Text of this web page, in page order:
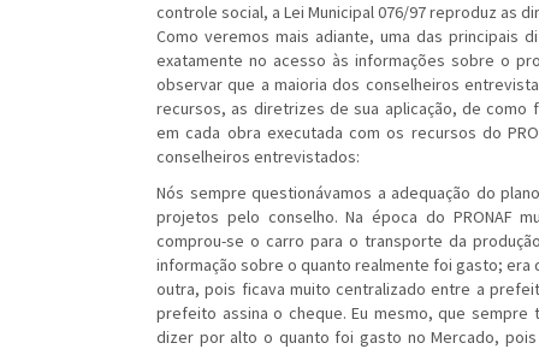
controle social, a Lei Municipal 076/97 reproduz as
Como veremos mais adiante, uma das principais
exatamente no acesso às informações sobre o
observar que a maioria dos conselheiros
recursos, as diretrizes de sua aplicação, de
em cada obra executada com os recursos do
conselheiros entrevistados:
Nós sempre questionávamos a adequação do
projetos pelo conselho. Na época do PRONAF
comprou-se o carro para o transporte da
informação sobre o quanto realmente foi gasto;
outra, pois ficava muito centralizado entre a
prefeito assina o cheque. Eu mesmo, que
dizer por alto o quanto foi gasto no Mercado,